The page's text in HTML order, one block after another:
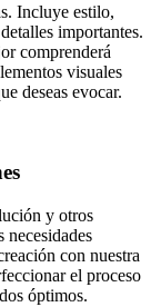
Incluye estilo,
importantes.
comprenderá
visuales
deseas evocar.
y otros
necesidades
con nuestra
el proceso
óptimos.